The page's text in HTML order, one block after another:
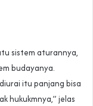
sistem aturannya,
budayanya.
itu panjang bisa
hukukmnya,” jelas